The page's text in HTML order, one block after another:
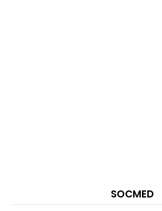
SOCMED